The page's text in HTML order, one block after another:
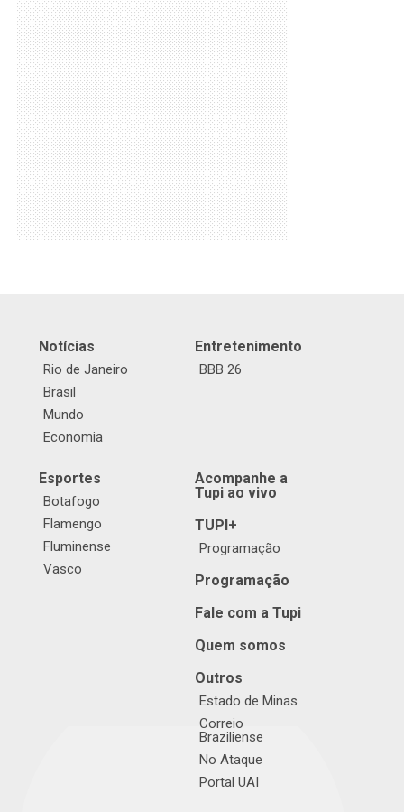
Notícias
Rio de Janeiro
Brasil
Mundo
Economia
Entretenimento
BBB 26
Esportes
Botafogo
Flamengo
Fluminense
Vasco
Acompanhe a
Tupi ao vivo
TUPI+
Programação
Programação
Fale com a Tupi
Quem somos
Outros
Estado de Minas
Correio
Braziliense
No Ataque
Portal UAI